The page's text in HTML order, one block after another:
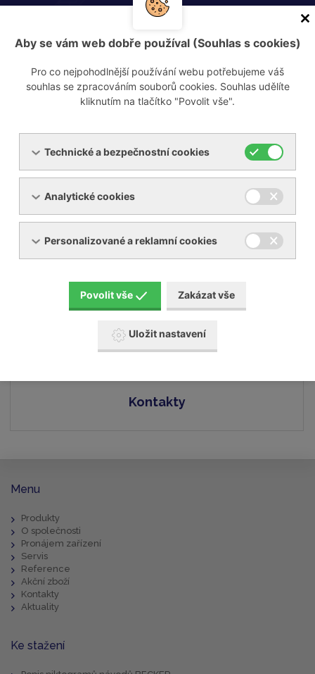
Zašlete nám nezávaznou poptávku
Zobrazit poptávkový formulář
+420 519 322 981
Servis
Kontakty
Menu
Produkty
O společnosti
Pronájem zařízení
Servis
Reference
Akční zboží
Kontakty
Aktuality
Ke stažení
Aby se vám web dobře používal (Souhlas s cookies)
Pro co nejpohodlnější používání webu potřebujeme váš
souhlas se zpracováním souborů cookies. Souhlas udělíte
kliknutím na tlačítko "Povolit vše".
Technické a bezpečnostní cookies
Analytické cookies
Personalizované a reklamní cookies
Povolit vše Zakázat vše
Uložit nastavení